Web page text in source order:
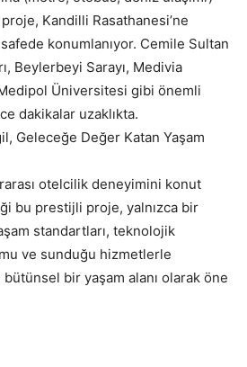
Kandilli Rasathanesi’ne
konumlanıyor. Cemile Sultan
Beylerbeyi Sarayı, Medivia
Üniversitesi gibi önemli
dakikalar uzaklıkta.
Geleceğe Değer Katan Yaşam
otelcilik deneyimini konut
bu prestijli proje, yalnızca bir
standartları, teknolojik
ve sunduğu hizmetlerle
bir yaşam alanı olarak öne